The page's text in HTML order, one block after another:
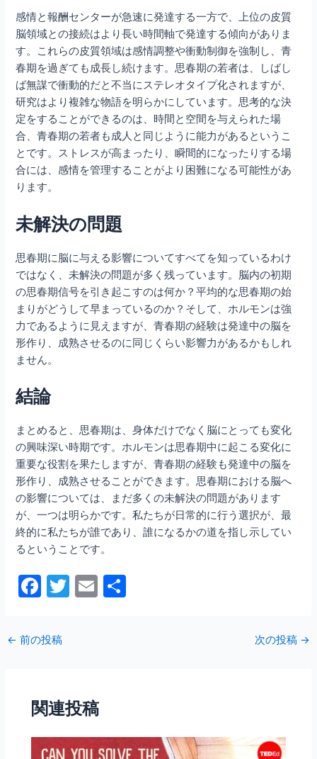
感情と報酬センターが急速に発達する一方で、上位の皮質
脳領域との接続はより長い時間軸で発達する傾向がありま
す。これらの皮質領域は感情調整や衝動制御を強制し、青
春期を過ぎても成長し続けます。思春期の若者は、しばし
ば無謀で衝動的だと不当にステレオタイプ化されますが、
研究はより複雑な物語を明らかにしています。思考的な決
定をすることができるのは、時間と空間を与えられた場
合、青春期の若者も成人と同じように能力があるというこ
とです。ストレスが高まったり、瞬間的になったりする場
合には、感情を管理することがより困難になる可能性があ
ります。
未解決の問題
思春期に脳に与える影響についてすべてを知っているわけ
ではなく、未解決の問題が多く残っています。脳内の初期
の思春期信号を引き起こすのは何か？平均的な思春期の始
まりがどうして早まっているのか？そして、ホルモンは強
力であるように見えますが、青春期の経験は発達中の脳を
形作り、成熟させるのに同じくらい影響力があるかもしれ
ません。
結論
まとめると、思春期は、身体だけでなく脳にとっても変化
の興味深い時期です。ホルモンは思春期中に起こる変化に
重要な役割を果たしますが、青春期の経験も発達中の脳を
形作り、成熟させることができます。思春期における脳へ
の影響については、まだ多くの未解決の問題があります
が、一つは明らかです。私たちが日常的に行う選択が、最
終的に私たちが誰であり、誰になるかの道を指し示してい
るということです。
F
c
e
o
o
k
T
E
← 前の投稿 次の投稿 →
関連投稿